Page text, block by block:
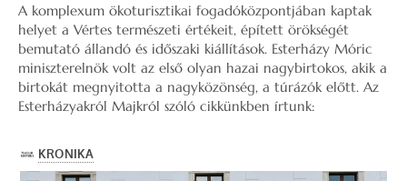
A komplexum ökoturisztikai fogadóközpontjában kaptak
helyet a Vértes természeti értékeit, épített örökségét
bemutató állandó és időszaki kiállítások. Esterházy Móric
miniszterelnök volt az első olyan hazai nagybirtokos, akik a
birtokát megnyitotta a nagyközönség, a túrázók előtt. Az
Esterházyakról Majkról szóló cikkünkben írtunk: